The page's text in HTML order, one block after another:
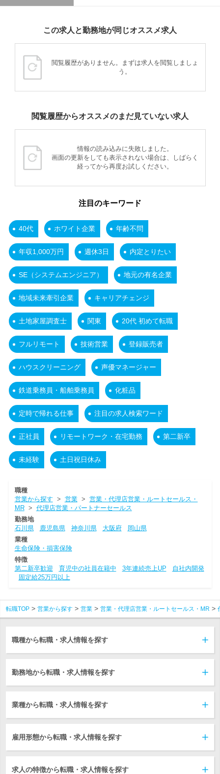
この求人と勤務地が同じオススメ求人
閲覧履歴がありません。まずは求人を閲覧しましょ
う。
閲覧履歴からオススメのまだ見ていない求人
情報の読み込みに失敗しました。
画面の更新をしても表示されない場合は、しばらく
経ってから再度お試しください。
注目のキーワード
40代 ホワイト企業 年齢不問
年収1,000万円 週休3日 内定とりたい
SE（システムエンジニア） 地元の有名企業
地域未来牽引企業 キャリアチェンジ
土地家屋調査士 関東 20代 初めて転職
フルリモート 技術営業 登録販売者
ハウスクリーニング 声優マネージャー
鉄道乗務員・船舶乗務員 化粧品
定時で帰れる仕事 注目の求人検索ワード
正社員 リモートワーク・在宅勤務 第二新卒
未経験 土日祝日休み
職種
営業から探す > 営業> 営業・代理店営業・ルートセールス・
MR> 代理店営業・パートナーセールス
勤務地
石川県
鹿児島県 神奈川県 大阪府
岡山県
業種
生命保険・損害保険
特徴
第二新卒歓迎
育児中の社員在籍中 3年連続売上UP
自社内開発
固定給25万円以上
転職TOP 営業から探す 営業 営業・代理店営業・ルートセールス・MR
職種から転職・求人情報を探す
勤務地から転職・求人情報を探す
業種から転職・求人情報を探す
雇用形態から転職・求人情報を探す
求人の特徴から転職・求人情報を探す